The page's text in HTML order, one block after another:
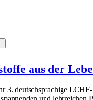
aus der
3. deutschsprachige
und lehrreichen